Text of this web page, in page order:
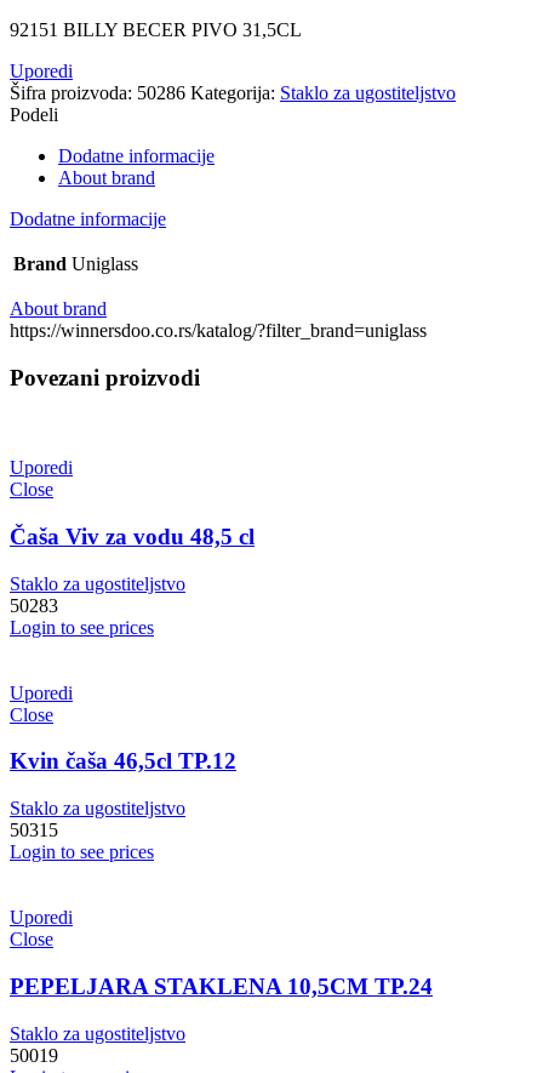
92151 BILLY BECER PIVO 31,5CL
Uporedi
Šifra proizvoda: 50286 Kategorija: Staklo za ugostiteljstvo
Podeli
Dodatne informacije
About brand
Dodatne informacije
Brand Uniglass
About brand
https://winnersdoo.co.rs/katalog/?filter_brand=uniglass
Povezani proizvodi
Uporedi
Close
Čaša Viv za vodu 48,5 cl
Staklo za ugostiteljstvo
50283
Login to see prices
Uporedi
Close
Kvin čaša 46,5cl TP.12
Staklo za ugostiteljstvo
50315
Login to see prices
Uporedi
Close
PEPELJARA STAKLENA 10,5CM TP.24
Staklo za ugostiteljstvo
50019